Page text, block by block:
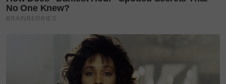
hari nanti Aqil tidak perlu menanggung sakit lagi,"
katanya yang sudah menitiskan air mata.
Menyentuh tentang kos rawatan yang berterusan,
wanita tabah itu memang rungsing.